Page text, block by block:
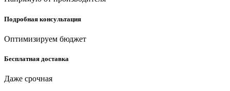
Подробная консультация
Оптимизируем бюджет
Бесплатная доставка
Даже срочная